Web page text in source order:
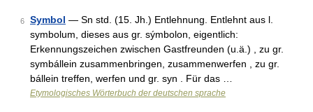
6 Symbol — Sn std. (15. Jh.) Entlehnung. Entlehnt aus l.
symbolum, dieses aus gr. sýmbolon, eigentlich:
Erkennungszeichen zwischen Gastfreunden (u.ä.) , zu gr.
symbállein zusammenbringen, zusammenwerfen , zu gr.
bállein treffen, werfen und gr. syn . Für das …
Etymologisches Wörterbuch der deutschen sprache